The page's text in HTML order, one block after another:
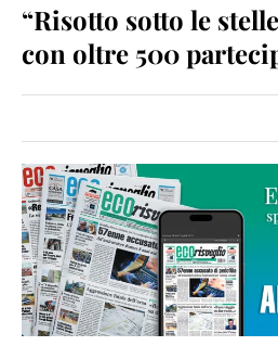
“Risotto sotto le
con oltre 500